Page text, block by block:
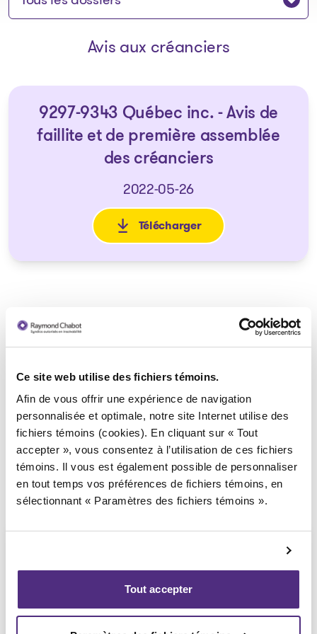
Ce site web utilise des fichiers témoins.
Afin de vous offrir une expérience de navigation
personnalisée et optimale, notre site Internet utilise des
fichiers témoins (cookies). En cliquant sur « Tout
accepter », vous consentez à l’utilisation de ces fichiers
témoins. Il vous est également possible de personnaliser
en tout temps vos préférences de fichiers témoins, en
sélectionnant « Paramètres des fichiers témoins ».
Tout accepter
Avis aux créanciers
9297-9343 Québec inc. - Avis de
faillite et de première assemblée
des créanciers
2022-05-26
Télécharger
: 9297-9343 Québec inc. -
Syndic responsable du dossier
Eric Morin